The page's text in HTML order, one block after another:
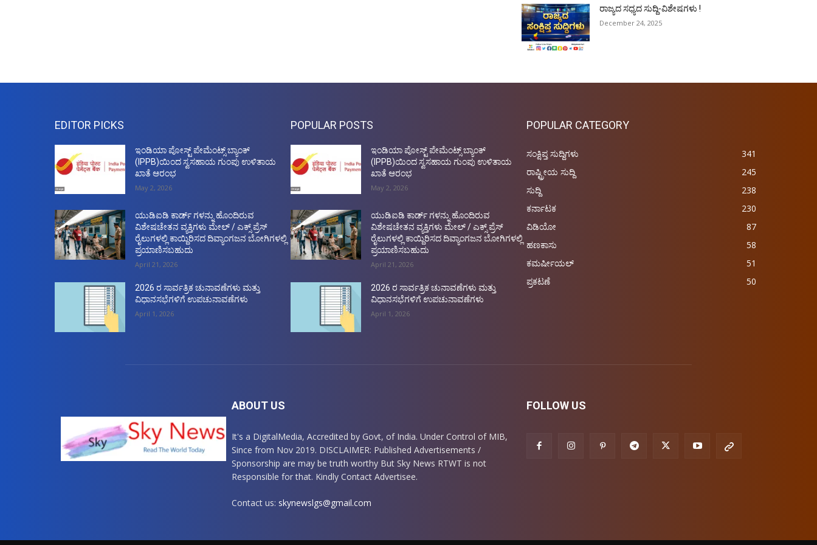
ರಾಜ್ಯದ ಸಧ್ಯದ ಸುದ್ದಿ-ವಿಶೇಷಗಳು !
December 24, 2025
EDITOR PICKS
ಇಂಡಿಯಾ ಪೋಸ್ಟ್ ಪೇಮೆಂಟ್ಸ್ ಬ್ಯಾಂಕ್
(IPPB)ಯಿಂದ ಸ್ವಸಹಾಯ ಗುಂಪು ಉಳಿತಾಯ
ಖಾತೆ ಆರಂಭ
May 2, 2026
ಯುಡಿಐಡಿ ಕಾರ್ಡ್ ಗಳನ್ನು ಹೊಂದಿರುವ
ವಿಶೇಷಚೇತನ ವ್ಯಕ್ತಿಗಳು ಮೇಲ್ / ಎಕ್ಸ್ ಪ್ರೆಸ್
ರೈಲುಗಳಲ್ಲಿ ಕಾಯ್ದಿರಿಸದ ದಿವ್ಯಾಂಗಜನ ಬೋಗಿಗಳಲ್ಲಿ
ಪ್ರಯಾಣಿಸಬಹುದು
April 21, 2026
2026 ರ ಸಾರ್ವತ್ರಿಕ ಚುನಾವಣೆಗಳು ಮತ್ತು
ವಿಧಾನಸಭೆಗಳಿಗೆ ಉಪಚುನಾವಣೆಗಳು
April 1, 2026
POPULAR POSTS
ಇಂಡಿಯಾ ಪೋಸ್ಟ್ ಪೇಮೆಂಟ್ಸ್ ಬ್ಯಾಂಕ್
(IPPB)ಯಿಂದ ಸ್ವಸಹಾಯ ಗುಂಪು ಉಳಿತಾಯ
ಖಾತೆ ಆರಂಭ
May 2, 2026
ಯುಡಿಐಡಿ ಕಾರ್ಡ್ ಗಳನ್ನು ಹೊಂದಿರುವ
ವಿಶೇಷಚೇತನ ವ್ಯಕ್ತಿಗಳು ಮೇಲ್ / ಎಕ್ಸ್ ಪ್ರೆಸ್
ರೈಲುಗಳಲ್ಲಿ ಕಾಯ್ದಿರಿಸದ ದಿವ್ಯಾಂಗಜನ ಬೋಗಿಗಳಲ್ಲಿ
ಪ್ರಯಾಣಿಸಬಹುದು
April 21, 2026
2026 ರ ಸಾರ್ವತ್ರಿಕ ಚುನಾವಣೆಗಳು ಮತ್ತು
ವಿಧಾನಸಭೆಗಳಿಗೆ ಉಪಚುನಾವಣೆಗಳು
April 1, 2026
POPULAR CATEGORY
ಸಂಕ್ಷಿಪ್ತ ಸುದ್ದಿಗಳು
341
ರಾಷ್ಟ್ರೀಯ ಸುದ್ದಿ
245
ಸುದ್ದಿ
238
ಕರ್ನಾಟಕ
230
ವಿಡಿಯೋ
87
ಹಣಕಾಸು
58
ಕಮರ್ಷೀಯಲ್
51
ಪ್ರಕಟಣೆ
50
ABOUT US
It's a DigitalMedia, Accredited by Govt, of India. Under Control of MIB,
Since from Nov 2019. DISCLAIMER: Published Advertisements /
Sponsorship are may be truth worthy But Sky News RTWT is not
Responsible for that. Kindly Contact Advertisee.
Contact us: skynewslgs@gmail.com
FOLLOW US